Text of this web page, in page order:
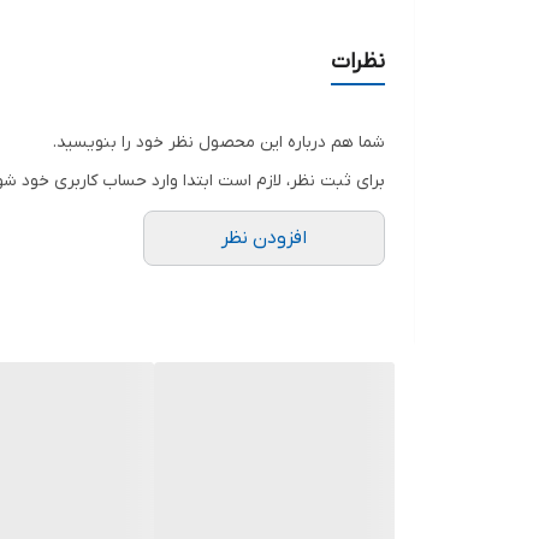
نظرات
شما هم درباره این محصول نظر خود را بنویسید.
برای ثبت نظر، لازم است ابتدا وارد حساب کاربری خود
افزودن نظر